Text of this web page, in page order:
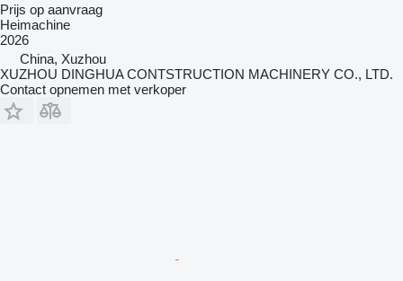
Prijs op aanvraag
Heimachine
2026
China, Xuzhou
XUZHOU DINGHUA CONTSTRUCTION MACHINERY CO., LTD.
Contact opnemen met verkoper